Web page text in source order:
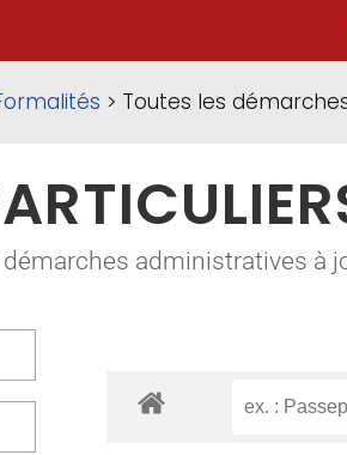
> Toutes les
administratives à